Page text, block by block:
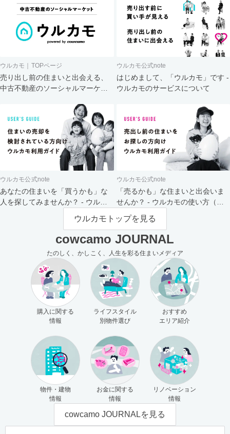
ウルカモ｜TOPページ
売り出し前の住まいと出会える、
中古不動産のソーシャルマーケッ
ウルカモ公式note
はじめまして、「ウルカモ」です -
ウルカモのサービスについて
ウルカモ公式note
あなたの住まいを「買うかも」な
人を探してみませんか？ - ウルカ
ウルカモ公式note
「売るかも」な住まいと出会いま
せんか？ - ウルカモの使い方（買
主さま向け）
ウルカモトップを見る
cowcamo JOURNAL
たのしく、かしこく、人生を彩る住まいメディア
購入に関する
情報
ライフスタイル
別物件選び
おすすめ
エリア紹介
物件・建物
情報
お金に関する
情報
リノベーション
情報
cowcamo JOURNALを見る